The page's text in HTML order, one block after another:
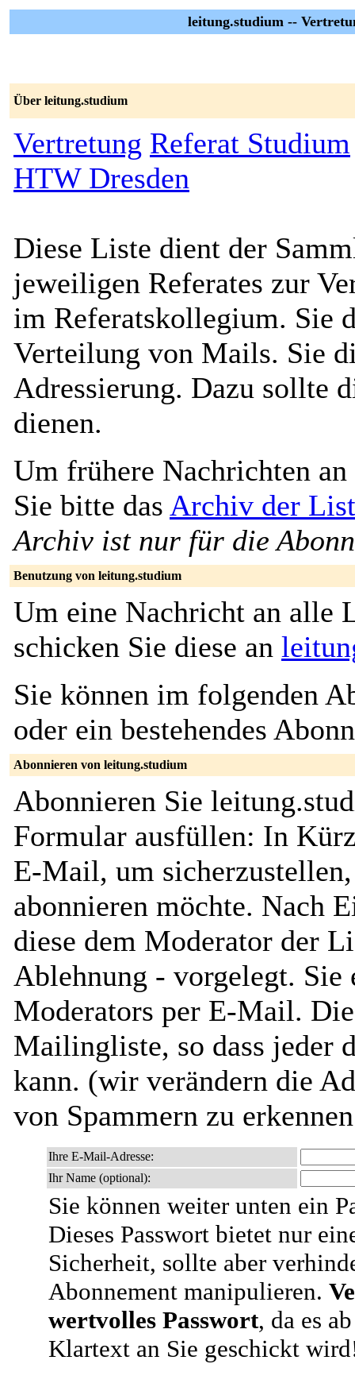
leitung.studium --
Über leitung.studium
Vertretung Referat Studium
HTW Dresden
Diese Liste dient der
jeweiligen Referates zur
im Referatskollegium. Sie
Verteilung von Mails. Sie
Adressierung. Dazu sollte
dienen.
Um frühere Nachrichten an
Sie bitte das Archiv der
Archiv ist nur für die
Benutzung von leitung.studium
Um eine Nachricht an alle
schicken Sie diese an
Sie können im folgenden
oder ein bestehendes
Abonnieren von leitung.studium
Abonnieren Sie
Formular ausfüllen: In
E-Mail, um
abonnieren möchte. Nach
diese dem Moderator der
Ablehnung - vorgelegt. Sie
Moderators per E-Mail.
Mailingliste, so dass jeder
kann. (wir verändern die
von Spammern zu
Ihre E-Mail-Adresse:
Ihr Name (optional):
Sie können weiter unten ein
Dieses Passwort bietet nur
Sicherheit, sollte aber
Abonnement manipulieren.
wertvolles Passwort, da es
Klartext an Sie geschickt